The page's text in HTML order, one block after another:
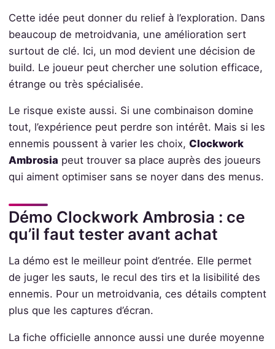
Cette idée peut donner du relief à l’exploration. Dans
beaucoup de metroidvania, une amélioration sert
surtout de clé. Ici, un mod devient une décision de
build. Le joueur peut chercher une solution efficace,
étrange ou très spécialisée.
Le risque existe aussi. Si une combinaison domine
tout, l’expérience peut perdre son intérêt. Mais si les
ennemis poussent à varier les choix, Clockwork
Ambrosia peut trouver sa place auprès des joueurs
qui aiment optimiser sans se noyer dans des menus.
Démo Clockwork Ambrosia : ce
qu’il faut tester avant achat
La démo est le meilleur point d’entrée. Elle permet
de juger les sauts, le recul des tirs et la lisibilité des
ennemis. Pour un metroidvania, ces détails comptent
plus que les captures d’écran.
La fiche officielle annonce aussi une durée moyenne